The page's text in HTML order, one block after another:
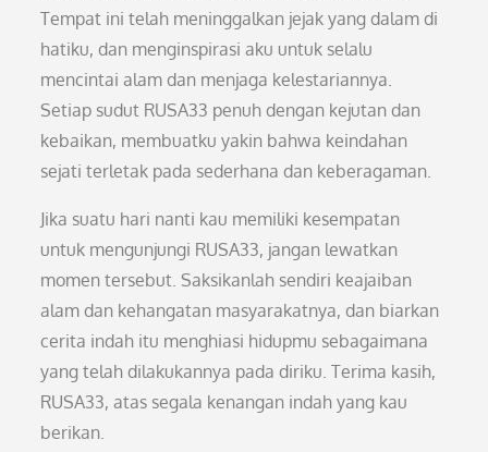
Tempat ini telah meninggalkan jejak yang dalam di
hatiku, dan menginspirasi aku untuk selalu
mencintai alam dan menjaga kelestariannya.
Setiap sudut RUSA33 penuh dengan kejutan dan
kebaikan, membuatku yakin bahwa keindahan
sejati terletak pada sederhana dan keberagaman.
Jika suatu hari nanti kau memiliki kesempatan
untuk mengunjungi RUSA33, jangan lewatkan
momen tersebut. Saksikanlah sendiri keajaiban
alam dan kehangatan masyarakatnya, dan biarkan
cerita indah itu menghiasi hidupmu sebagaimana
yang telah dilakukannya pada diriku. Terima kasih,
RUSA33, atas segala kenangan indah yang kau
berikan.